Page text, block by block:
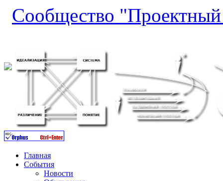
Сообщество
Главная
События
Новости